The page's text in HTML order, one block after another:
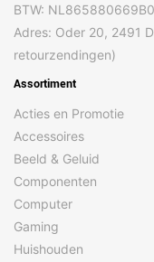
BTW:
Adres: Oder 20, 2491
retourzendingen)
Assortiment
Acties en Promotie
Accessoires
Beeld & Geluid
Componenten
Computer
Gaming
Huishouden